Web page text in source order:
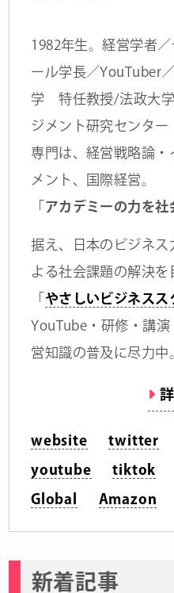
1982年生。経営学者
ール学長／YouTuber
学 特任教授/法政大
ジメント研究センタ
専門は、経営戦略論
メント、国際経営。
アカデミーの力を社
据え、日本のビジネス
よる社会課題の解決を
やさしいビジネスス
YouTube・研修・講
営知識の普及に尽力中
website twitter
youtube tiktok
Global Amazon
新着記事